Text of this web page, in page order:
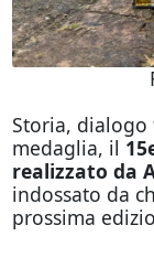
Storia,
medaglia, il
realizzato da
indossato da
prossima